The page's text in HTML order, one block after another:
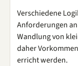
Verschiedene
Anforderungen
Wandlung von
daher
erricht werden.